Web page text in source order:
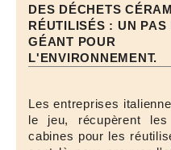
DES DÉCHETS
RÉUTILISÉS : UN PAS
GÉANT POUR
L'ENVIRONNEMENT.
Les entreprises
le jeu, récupèrent
cabines pour les